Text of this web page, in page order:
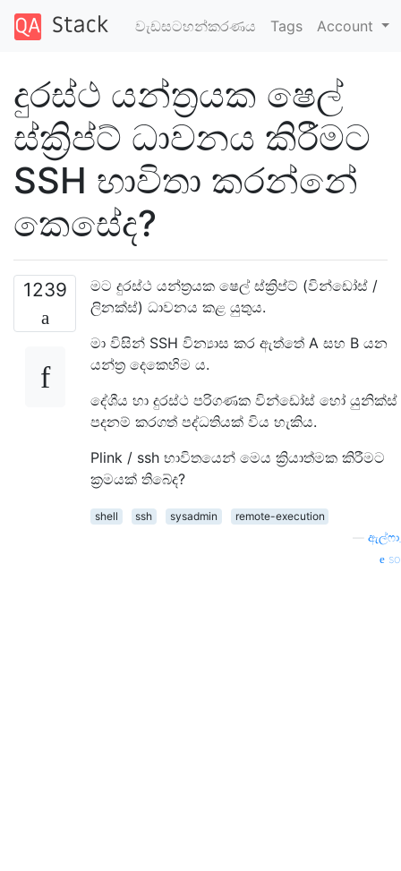
වැඩසටහන්කරණය Tags Account
දුරස්ථ යන්ත්‍රයක ෂෙල්
ස්ක්‍රිප්ට් ධාවනය කිරීමට
SSH භාවිතා කරන්නේ
කෙසේද?
1239
මට දුරස්ථ යන්ත්‍රයක ෂෙල් ස්ක්‍රිප්ට් (වින්ඩෝස් /
ලිනක්ස්) ධාවනය කළ යුතුය.
මා විසින් SSH වින්‍යාස කර ඇත්තේ A සහ ​​B යන
යන්ත්‍ර දෙකෙහිම ය.
දේශීය හා දුරස්ථ පරිගණක වින්ඩෝස් හෝ යුනික්ස්
පදනම් කරගත් පද්ධතියක් විය හැකිය.
Plink / ssh භාවිතයෙන් මෙය ක්‍රියාත්මක කිරීමට
ක්‍රමයක් තිබේද?
shell ssh sysadmin
remote-execution